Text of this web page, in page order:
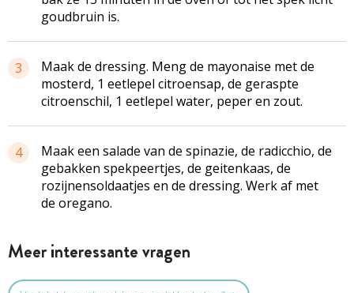
goudbruin is.
3
Maak de dressing. Meng de mayonaise met de
mosterd, 1 eetlepel citroensap, de geraspte
citroenschil, 1 eetlepel water, peper en zout.
4
Maak een salade van de spinazie, de radicchio, de
gebakken spekpeertjes, de geitenkaas, de
rozijnensoldaatjes en de dressing. Werk af met
de oregano.
Meer interessante vragen